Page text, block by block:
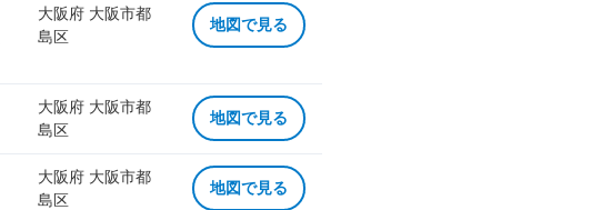
大阪府 大阪市都
島区
地図で見る
大阪府 大阪市都
島区
地図で見る
大阪府 大阪市都
島区
地図で見る